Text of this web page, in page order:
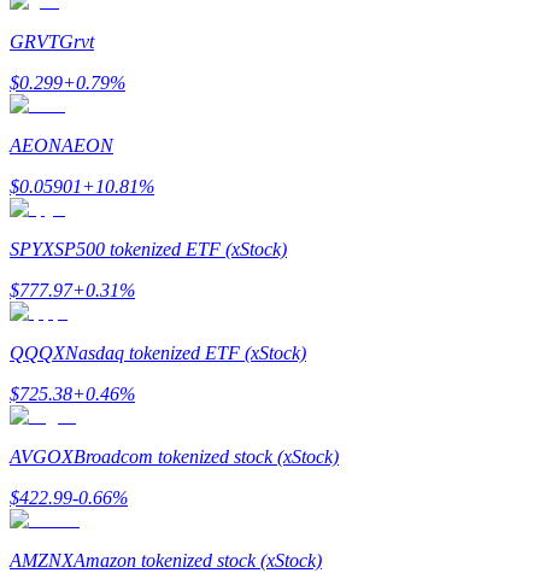
يكسب
خنزير الطاقة
احصل على مكافآت تنافسية يوميًا
GRVTGrvt
$0.299+0.79%
AEONAEON
$0.05901+10.81%
SPYXSP500 tokenized ETF (xStock)
$777.97+0.31%
QQQXNasdaq tokenized ETF (xStock)
$725.38+0.46%
AVGOXBroadcom tokenized stock (xStock)
$422.99-0.66%
AMZNXAmazon tokenized stock (xStock)